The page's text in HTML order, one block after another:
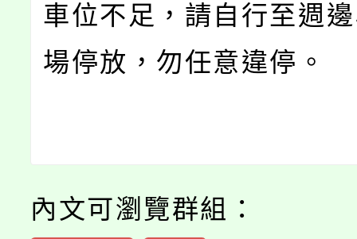
車位不足，請自行至週
場停放，勿任意違停。
內文可瀏覽群組：